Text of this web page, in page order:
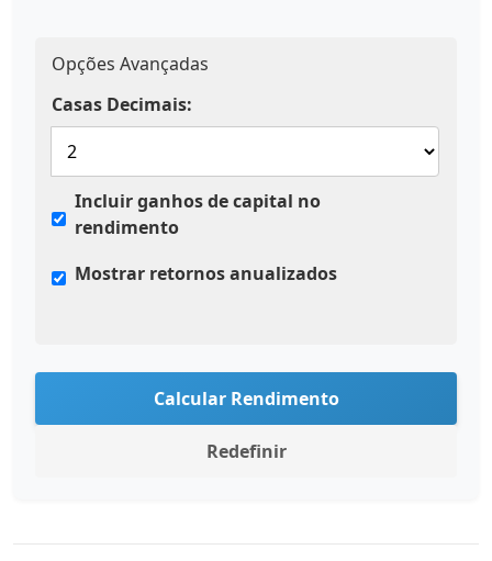
Opções Avançadas
Casas Decimais:
Incluir ganhos de capital no
rendimento
Mostrar retornos anualizados
Calcular Rendimento
Redefinir